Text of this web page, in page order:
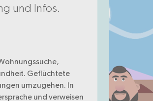
und Infos.
Geflüchtete
umzugehen. In
und verweisen